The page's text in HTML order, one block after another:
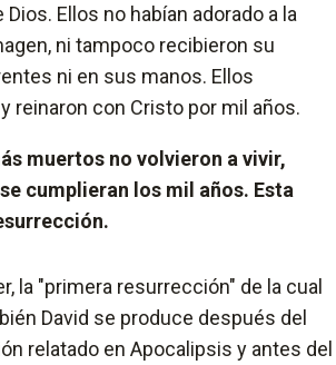
Dios. Ellos no habían adorado a la
ni tampoco recibieron su
ni en sus manos. Ellos
reinaron con Cristo por mil años.
muertos no volvieron a vivir,
cumplieran los mil años. Esta
la "primera resurrección" de la cual
David se produce después del
relatado en Apocalipsis y antes del